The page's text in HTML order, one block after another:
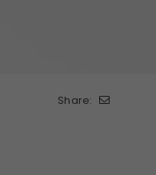
Share: